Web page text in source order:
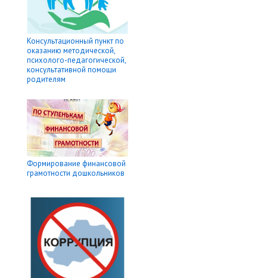
Консультационный пункт по
оказанию методической,
психолого-педагогической,
консультативной помощи
родителям
Формирование финансовой
грамотности дошкольников